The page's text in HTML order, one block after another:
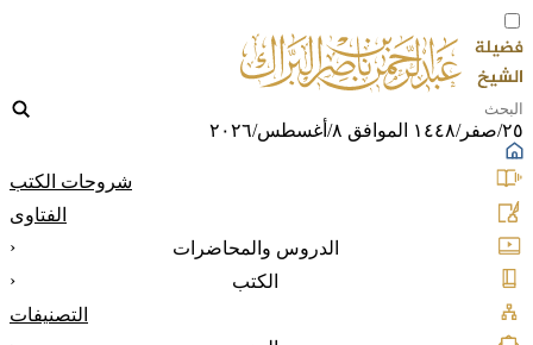
٢٥/صفر/١٤٤٨ الموافق ٨/أغسطس/٢٠٢٦
شروحات الكتب
الفتاوى
الدروس والمحاضرات
‹
الكتب
‹
التصنيفات